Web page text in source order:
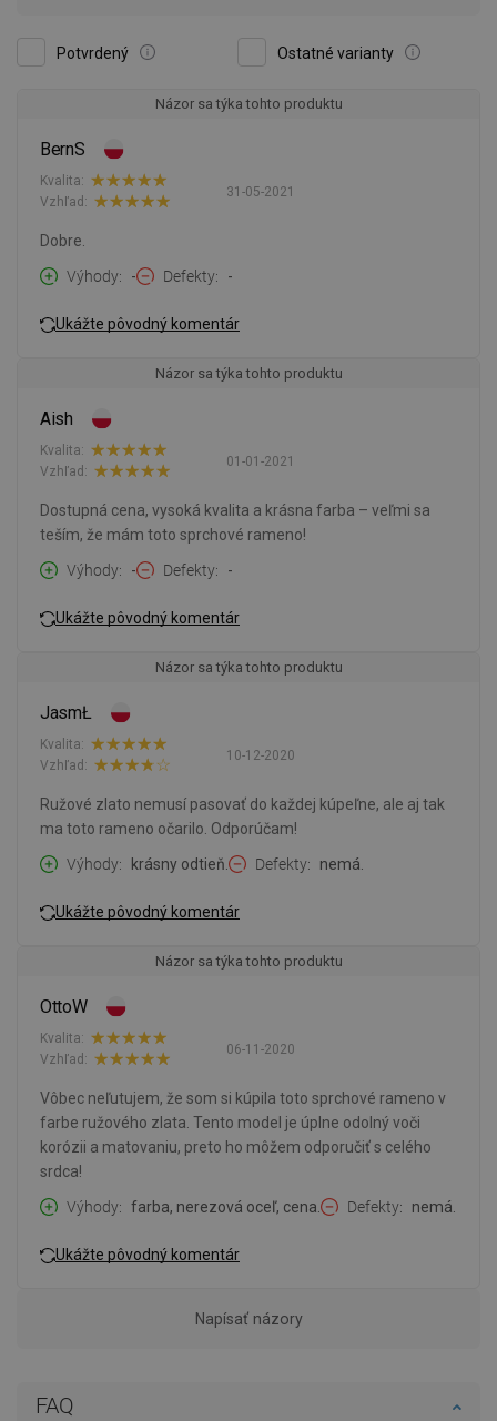
FAQ
Potvrdený Ostatné varianty
Názor sa týka tohto produktu
BernS
31-05-2021
Kvalita:
Vzhľad:
Dobre.
Výhody
- Defekty -
Ukážte pôvodný komentár
Názor sa týka tohto produktu
Aish
01-01-2021
Kvalita:
Vzhľad:
Dostupná cena, vysoká kvalita a krásna farba – veľmi sa
teším, že mám toto sprchové rameno!
Výhody
- Defekty -
Ukážte pôvodný komentár
Názor sa týka tohto produktu
JasmŁ
10-12-2020
Kvalita:
Vzhľad:
Ružové zlato nemusí pasovať do každej kúpeľne, ale aj tak
ma toto rameno očarilo. Odporúčam!
Výhody
krásny odtieň. Defekty nemá.
Ukážte pôvodný komentár
Názor sa týka tohto produktu
OttoW
06-11-2020
Kvalita:
Vzhľad:
Vôbec neľutujem, že som si kúpila toto sprchové rameno v
farbe ružového zlata. Tento model je úplne odolný voči
korózii a matovaniu, preto ho môžem odporučiť s celého
srdca!
Výhody
farba, nerezová oceľ, cena. Defekty nemá.
Ukážte pôvodný komentár
Napísať názory